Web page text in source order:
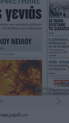
εφημερίδων